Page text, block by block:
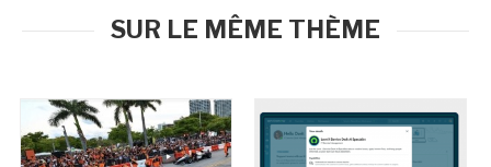
SUR LE MÊME THÈME